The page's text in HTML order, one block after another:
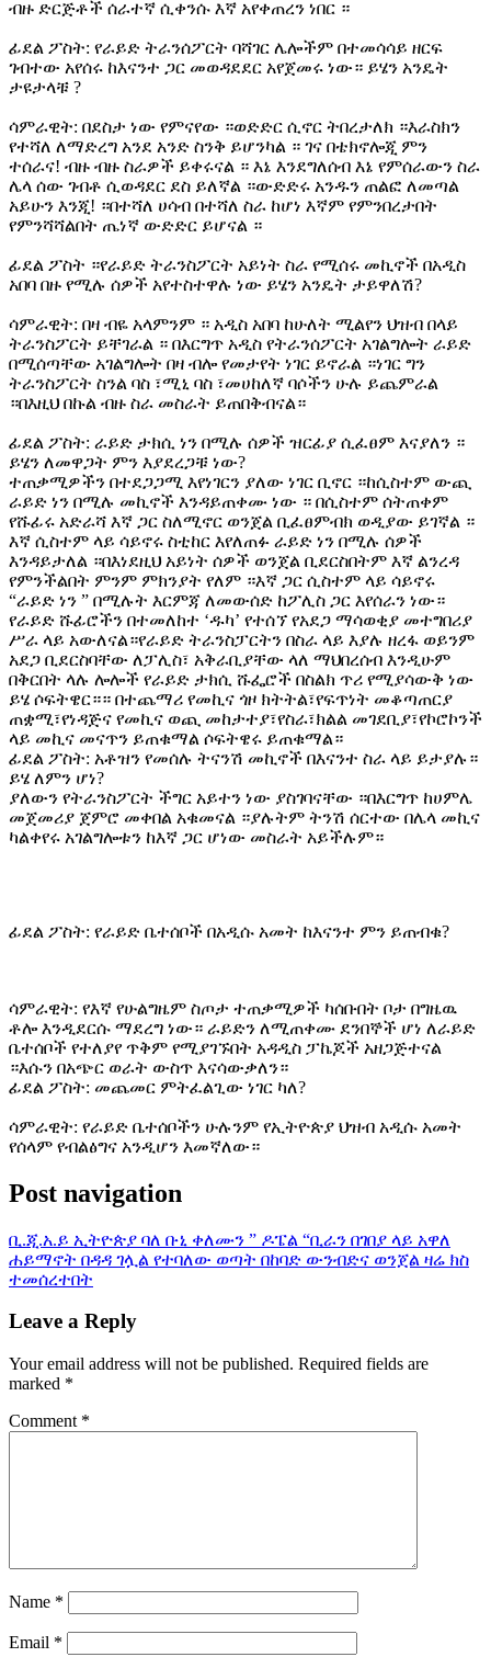
ብዙ ድርጅቶች ሰራተኛ ሲቀንሱ እኛ አየቀጠረን ነበር ።
ፊደል ፖስት: የራይድ ትራንሰፖርት ባሻገር ሌሎችም በተመሳሳይ ዘርፍ
ገብተው አየሰሩ ከእናንተ ጋር መወዳደደር አየጀመሩ ነው። ይሄን አንዴት
ታዩታላቹ ?
ሳምራዊት: በደስታ ነው የምናየው ።ወድድር ሲኖር ትበረታለክ ።እራስክን
የተሻለ ለማድረግ አንደ አንድ ስንቅ ይሆንካል ። ገና በቴክኖሎጂ ምን
ተሰራና! ብዙ ብዙ ስራዎች ይቀሩናል ። እኔ እንደግለሰብ እኔ የምሰራውን ስራ
ሌላ ሰው ገብቶ ሲወዳደር ደስ ይለኛል ።ውድድሩ አንዱን ጠልፎ ለመጣል
አይሁን እንጂ! ።በተሻለ ሀሳብ በተሻለ ስራ ከሆነ እኛም የምንበረታበት
የምንሻሻልበት ጤነኛ ውድድር ይሆናል ።
ፊደል ፖስት ።የራይድ ትራንስፖርት አይነት ስራ የሚሰሩ መኪኖች በአዲስ
አበባ በዙ የሚሉ ሰዎች አየተስተዋሉ ነው ይሄን አንዴት ታይዋለሽ?
ሳምራዊት: በዛ ብዬ አላምንም ። አዲስ አበባ ከሁለት ሚልየን ህዝብ በላይ
ትራንስፖርት ይቸገራል ። በእርግጥ አዲስ የትራንሰፖርት አገልግሎት ራይድ
በሚሰጣቸው አገልግሎት በዛ ብሎ የመታየት ነገር ይኖራል ።ነገር ግን
ትራንስፖርት ስንል ባስ ፣ሚኒ ባስ ፣መሀከለኛ ባሶችን ሁሉ ይጨምራል
።በእዚህ በኩል ብዙ ስራ መስራት ይጠበቅብናል።
ፊደል ፖስት: ራይድ ታክሲ ነን በሚሉ ሰዎች ዝርፊያ ሲፈፀም እናያለን ።
ይሄን ለመዋጋት ምን እያደረጋቹ ነው?
ተጠቃሚዎችን በተደጋጋሚ እየነገርን ያለው ነገር ቢኖር ።ከሲስተም ውጪ
ራይድ ነን በሚሉ መኪኖች እንዳይጠቀሙ ነው ። በሲስተም ሰትጠቀም
የሹፊሩ አድራሻ እኛ ጋር ስለሚኖር ወንጀል ቢፈፀምብክ ወዲያው ይገኛል ።
እኛ ሲስተም ላይ ሳይኖሩ ስቲከር እየለጠፉ ራይድ ነን በሚሉ ሰዎች
እንዳይታለል ።በእነደዚህ አይነት ሰዎች ወንጀል ቢደርስበትም እኛ ልንረዳ
የምንችልበት ምንም ምክንያት የለም ።እኛ ጋር ሲስተም ላይ ሳይኖሩ
“ራይድ ነን ” በሚሉት እርምጃ ለመውሰድ ከፖሊስ ጋር እየሰራን ነው።
የራይድ ሹፊሮችን በተመለከተ ‘ዱካ’ የተሰኘ የአደጋ ማሳወቂያ መተግበሪያ
ሥራ ላይ አውለናል።የራይድ ትራንስፓርትን በስራ ላይ እያሉ ዘረፋ ወይንም
አደጋ ቢደርስባቸው ለፓሊስ፣ አቅራቢያቸው ላለ ማህበረሰብ እንዲሁም
በቅርበት ላሉ ሎሎች የራይድ ታክሲ ሹፌሮች በስልክ ጥሪ የሚያሳውቅ ነው
ይሄ ሶፍትዌር።። በተጨማሪ የመኪና ጎዞ ክትትል፣የፍጥነት መቆጣጠርያ
ጠቋሚ፣የነዳጅና የመኪና ወጪ መከታተያ፣የስራ፣ክልል መገደቢያ፣የኮሮኮንች
ላይ መኪና መናጥን ይጠቁማል ሶፍትዌሩ ይጠቁማል።
ፊደል ፖስት: አቶዝን የመሰሉ ትናንሽ መኪኖች በእናንተ ስራ ላይ ይታያሉ።
ይሄ ለምን ሆነ?
ያለውን የትራንስፖርት ችግር አይተን ነው ያስገባናቸው ።በእርግጥ ከሀምሌ
መጀመሪያ ጀምሮ መቀበል አቁመናል ።ያሉትም ትንሽ ሰርተው በሌላ መኪና
ካልቀየሩ አገልግሎቱን ከእኛ ጋር ሆነው መስራት አይችሉም።
ፊደል ፖስት: የራይድ ቤተሰቦች በአዲሱ አመት ከእናንተ ምን ይጠብቁ?
ሳምራዊት: የእኛ የሁልግዜም ስጦታ ተጠቃሚዎች ካሰቡበት ቦታ በግዜዉ
ቶሎ እንዲደርሱ ማደረግ ነው። ራይድን ለሚጠቀሙ ደንበኞች ሆነ ለራይድ
ቤተሰቦች የተለያየ ጥቅም የሚያገኙበት አዳዲስ ፓኬጆች አዘጋጅተናል
።እሱን በአጭር ወራት ውስጥ እናሳውቃለን።
ፊደል ፖስት: መጨመር ምትፈልጊው ነገር ካለ?
ሳምራዊት: የራይድ ቤተሰቦችን ሁሉንም የኢትዮጵያ ህዝብ አዲሱ አመት
የሰላም የብልፅግና አንዲሆን እመኛለው።
Post navigation
ቢ.ጂ.አ.ይ ኢትዮጵያ ባለ ቡኒ ቀለሙን ” ዶፔል “ቢራን በገበያ ላይ አዋለ
ሐይማኖት በዳዳ ገሏል የተባለው ወጣት በከባድ ውንብድና ወንጀል ዛሬ ክስ
ተመሰረተበት
Leave a Reply
Your email address will not be published. Required fields are
marked *
Comment *
Name *
Email *